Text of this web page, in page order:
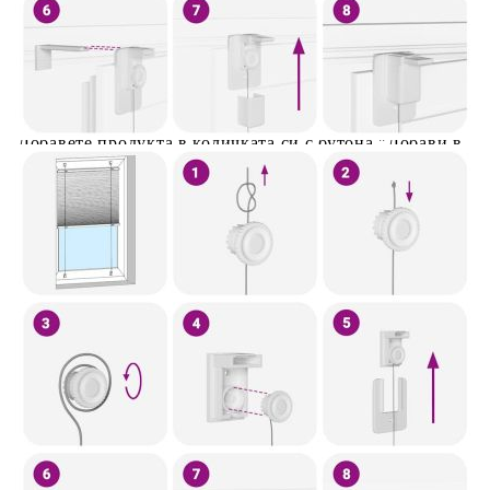
Предоставената таблица е с информационна цел.
Добавете продукта в количката си с бутона "Добави в
количката" и при поръчка ще можете да изберете броя
вноски на кредита.
Предоставената таблица е с информационна цел.
Добавете продукта в количката си с бутона "Добави в
количката" и при поръчка ще можете да изберете броя
вноски на кредита.
Когато плащате с NewPay, всъщност NewPay плаща
поръчката Ви вместо Вас. Вие я получавате и
разполагате с три начина да я платите към тях:
Отложено до 30 дни от момента на изпращане на
поръчката без оскъпяване. За покупки на стойност до
400 лв. / €204,52
Плащане на 4 вноски. Заплащате 20% от стойността на
поръчката си на момента с карта. Останалата сума се
разделя на 3 равни месечни вноски без оскъпяване. За
покупки на стойност до 1000 лв. / €511.31
Плащане на 6 вноски. Стойността на поръчката се
разпределя в 6 равни месечни вноски с оскъпяване. За
покупки на стойност до 2000 лв. / €1022.61